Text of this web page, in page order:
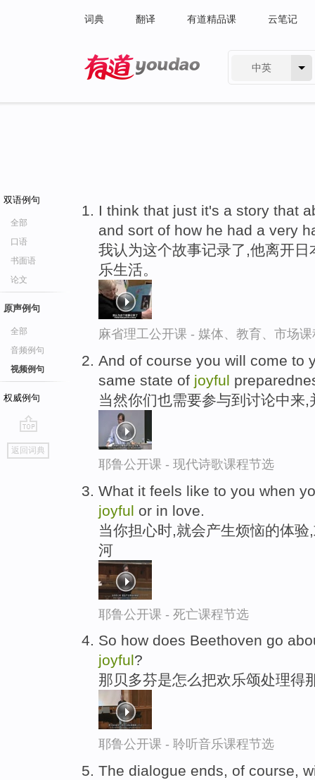
词典 翻译 有道精品课 云笔记
中英
双语例句
全部
口语
书面语
论文
原声例句
全部
音频例句
视频例句
权威例句
go
top
返回词典
I think that just it's a story that
and sort of how he had a very
我认为这个故事记录了,他离开
乐生活。
麻省理工公开课 - 媒体、教育、市场
And of course you will come to
same state of joyful
当然你们也需要参与到讨论中来
耶鲁公开课 - 现代诗歌课程节选
What it feels like to you when
joyful or in love.
当你担心时,就会产生烦恼的体
河
耶鲁公开课 - 死亡课程节选
So how does Beethoven go
joyful?
那贝多芬是怎么把欢乐颂处理得
耶鲁公开课 - 聆听音乐课程节选
The dialogue ends, of course,